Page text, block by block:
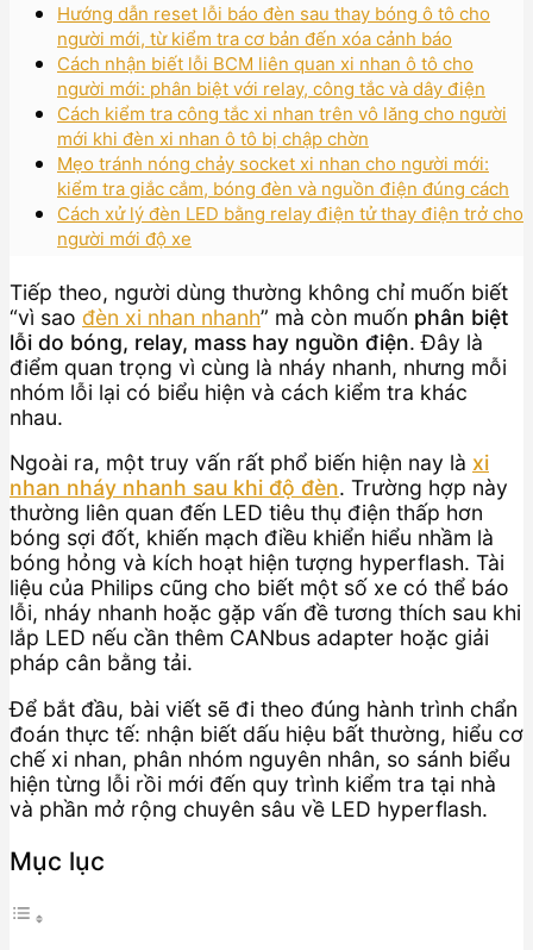
Hướng dẫn reset lỗi báo đèn sau thay bóng ô tô cho
người mới, từ kiểm tra cơ bản đến xóa cảnh báo
Cách nhận biết lỗi BCM liên quan xi nhan ô tô cho
người mới: phân biệt với relay, công tắc và dây điện
Cách kiểm tra công tắc xi nhan trên vô lăng cho người
mới khi đèn xi nhan ô tô bị chập chờn
Mẹo tránh nóng chảy socket xi nhan cho người mới:
kiểm tra giắc cắm, bóng đèn và nguồn điện đúng cách
Cách xử lý đèn LED bằng relay điện tử thay điện trở cho
người mới độ xe
Tiếp theo, người dùng thường không chỉ muốn biết
“vì sao đèn xi nhan nhanh” mà còn muốn phân biệt
lỗi do bóng, relay, mass hay nguồn điện. Đây là
điểm quan trọng vì cùng là nháy nhanh, nhưng mỗi
nhóm lỗi lại có biểu hiện và cách kiểm tra khác
nhau.
Ngoài ra, một truy vấn rất phổ biến hiện nay là xi
nhan nháy nhanh sau khi độ đèn. Trường hợp này
thường liên quan đến LED tiêu thụ điện thấp hơn
bóng sợi đốt, khiến mạch điều khiển hiểu nhầm là
bóng hỏng và kích hoạt hiện tượng hyperflash. Tài
liệu của Philips cũng cho biết một số xe có thể báo
lỗi, nháy nhanh hoặc gặp vấn đề tương thích sau khi
lắp LED nếu cần thêm CANbus adapter hoặc giải
pháp cân bằng tải.
Để bắt đầu, bài viết sẽ đi theo đúng hành trình chẩn
đoán thực tế: nhận biết dấu hiệu bất thường, hiểu cơ
chế xi nhan, phân nhóm nguyên nhân, so sánh biểu
hiện từng lỗi rồi mới đến quy trình kiểm tra tại nhà
và phần mở rộng chuyên sâu về LED hyperflash.
Mục lục